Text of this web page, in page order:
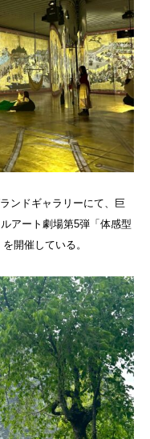
ンドギャラリーにて、巨
アート劇場第5弾「体感型
開催している。